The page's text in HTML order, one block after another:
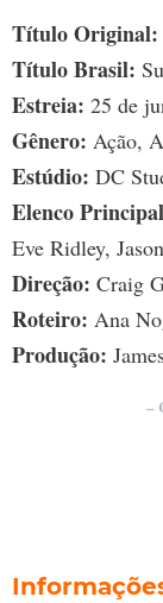
Título Original:
Título Brasil:
Estreia: 25 de
Gênero: Ação,
Estúdio: DC
Elenco
Eve Ridley,
Direção: Craig
Roteiro: Ana
Produção:
–